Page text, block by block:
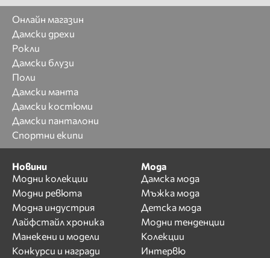
Онлайн магазин
Дамски дрехи
Рокли
Дамски блузи
Поли
Дамски манта
Дамски костюми
Дамски панталони
Спортни екипи
Новини
Модни колекции
Модни ревюта
Модна индустрия
Лайфстайл хроника
Манекени и модели
Конкурси и награди
Мода
Дамска мода
Мъжка мода
Детска мода
Модни тенденции
Колекции
Интервю